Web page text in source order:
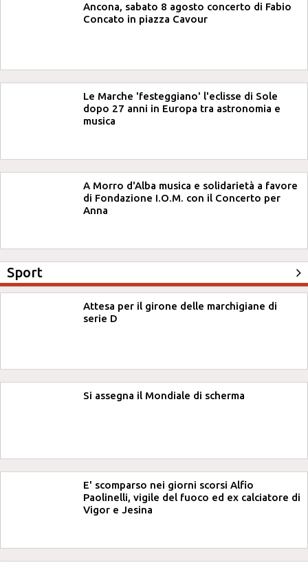
Ancona, sabato 8 agosto concerto di Fabio
Concato in piazza Cavour
Le Marche 'festeggiano' l'eclisse di Sole
dopo 27 anni in Europa tra astronomia e
musica
A Morro d'Alba musica e solidarietà a favore
di Fondazione I.O.M. con il Concerto per
Anna
Sport
Attesa per il girone delle marchigiane di
serie D
Si assegna il Mondiale di scherma
E' scomparso nei giorni scorsi Alfio
Paolinelli, vigile del fuoco ed ex calciatore di
Vigor e Jesina